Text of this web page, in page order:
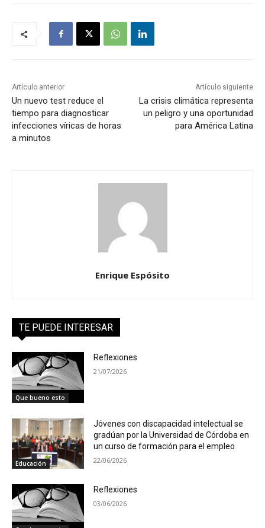
Artículo anterior
Un nuevo test reduce el
tiempo para diagnosticar
infecciones víricas de horas
a minutos
Artículo siguiente
La crisis climática representa
un peligro y una oportunidad
para América Latina
Enrique Espósito
TE PUEDE INTERESAR
Que bueno esto
Reflexiones
21/07/2026
Educación
Jóvenes con discapacidad intelectual se
gradúan por la Universidad de Córdoba en
un curso de formación para el empleo
22/06/2026
Reflexiones
03/06/2026